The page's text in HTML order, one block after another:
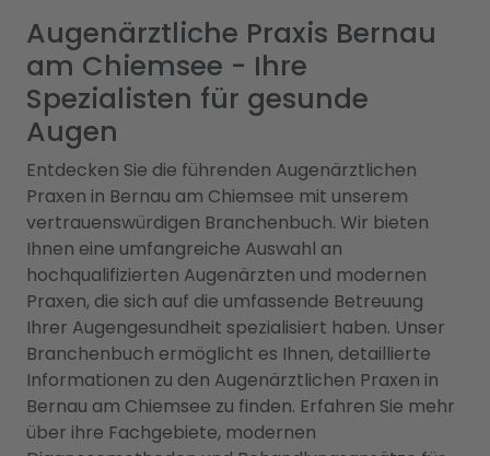
Augenärztliche Praxis Bernau
am Chiemsee - Ihre
Spezialisten für gesunde
Augen
Entdecken Sie die führenden Augenärztlichen
Praxen in Bernau am Chiemsee mit unserem
vertrauenswürdigen Branchenbuch. Wir bieten
Ihnen eine umfangreiche Auswahl an
hochqualifizierten Augenärzten und modernen
Praxen, die sich auf die umfassende Betreuung
Ihrer Augengesundheit spezialisiert haben. Unser
Branchenbuch ermöglicht es Ihnen, detaillierte
Informationen zu den Augenärztlichen Praxen in
Bernau am Chiemsee zu finden. Erfahren Sie mehr
über ihre Fachgebiete, modernen